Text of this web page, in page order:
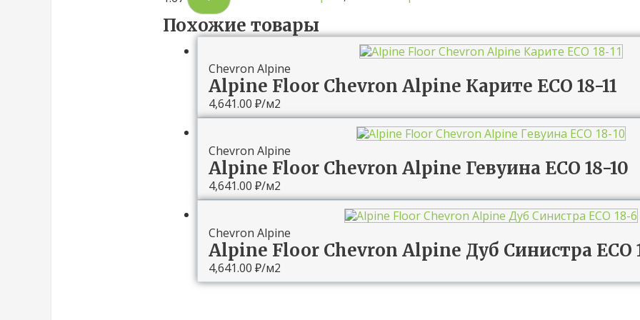
Похожие товары
Chevron Alpine
Alpine Floor Chevron Alpine Карите ECO 18-11
4,641.00 ₽/м2
Chevron Alpine
Alpine Floor Chevron Alpine Гевуина ECO 18-10
4,641.00 ₽/м2
Chevron Alpine
Alpine Floor Chevron Alpine Дуб Синистра ECO
4,641.00 ₽/м2